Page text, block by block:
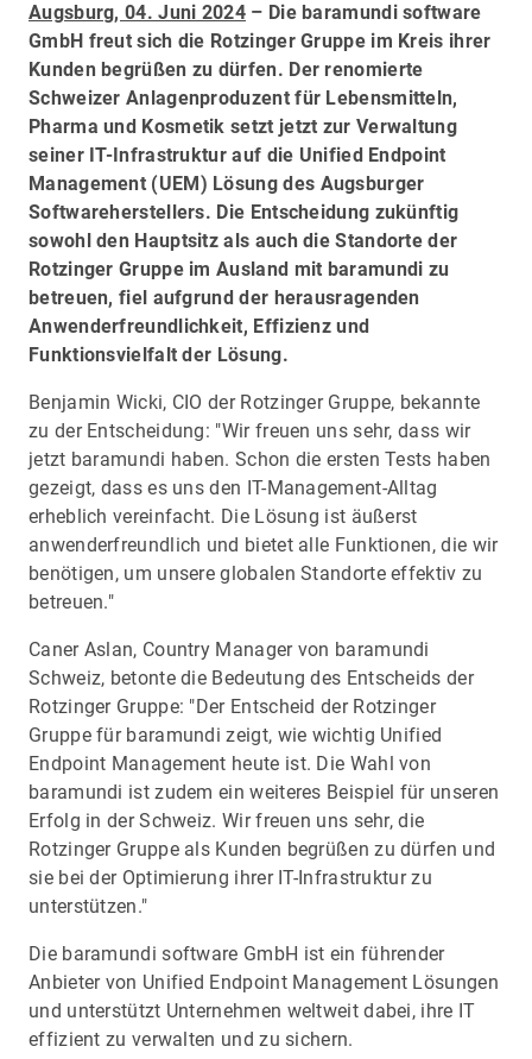
Augsburg, 04. Juni 2024 – Die baramundi software
GmbH freut sich die Rotzinger Gruppe im Kreis ihrer
Kunden begrüßen zu dürfen. Der renomierte
Schweizer Anlagenproduzent für Lebensmitteln,
Pharma und Kosmetik setzt jetzt zur Verwaltung
seiner IT-Infrastruktur auf die Unified Endpoint
Management (UEM) Lösung des Augsburger
Softwareherstellers. Die Entscheidung zukünftig
sowohl den Hauptsitz als auch die Standorte der
Rotzinger Gruppe im Ausland mit baramundi zu
betreuen, fiel aufgrund der herausragenden
Anwenderfreundlichkeit, Effizienz und
Funktionsvielfalt der Lösung.
Benjamin Wicki, CIO der Rotzinger Gruppe, bekannte
zu der Entscheidung: "Wir freuen uns sehr, dass wir
jetzt baramundi haben. Schon die ersten Tests haben
gezeigt, dass es uns den IT-Management-Alltag
erheblich vereinfacht. Die Lösung ist äußerst
anwenderfreundlich und bietet alle Funktionen, die wir
benötigen, um unsere globalen Standorte effektiv zu
betreuen."
Caner Aslan, Country Manager von baramundi
Schweiz, betonte die Bedeutung des Entscheids der
Rotzinger Gruppe: "Der Entscheid der Rotzinger
Gruppe für baramundi zeigt, wie wichtig Unified
Endpoint Management heute ist. Die Wahl von
baramundi ist zudem ein weiteres Beispiel für unseren
Erfolg in der Schweiz. Wir freuen uns sehr, die
Rotzinger Gruppe als Kunden begrüßen zu dürfen und
sie bei der Optimierung ihrer IT-Infrastruktur zu
unterstützen."
Die baramundi software GmbH ist ein führender
Anbieter von Unified Endpoint Management Lösungen
und unterstützt Unternehmen weltweit dabei, ihre IT
effizient zu verwalten und zu sichern.